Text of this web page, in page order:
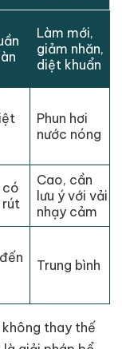
Làm mới,
giảm nhăn,
diệt khuẩn
Phun hơi
nước nóng
có
rút
Cao, cần
lưu ý với vải
nhạy cảm
Trung bình
thay thế